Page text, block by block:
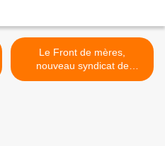
Le Front de mères,
nouveau syndicat de
parents d’élèves : quand la